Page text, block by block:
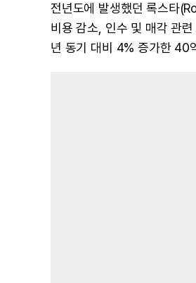
전년도에 발생했던 록스타
비용 감소, 인수 및 매각 관
년 동기 대비 4% 증가한 40